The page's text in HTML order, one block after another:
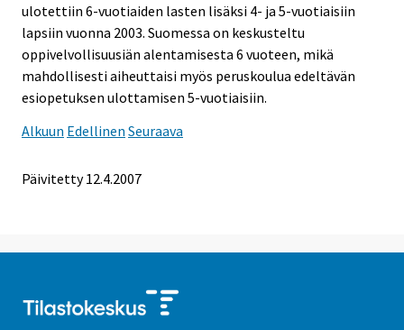
ulotettiin 6-vuotiaiden lasten lisäksi 4- ja 5-vuotiaisiin
lapsiin vuonna 2003. Suomessa on keskusteltu
oppivelvollisuusiän alentamisesta 6 vuoteen, mikä
mahdollisesti aiheuttaisi myös peruskoulua edeltävän
esiopetuksen ulottamisen 5-vuotiaisiin.
Alkuun Edellinen Seuraava
Päivitetty12.4.2007